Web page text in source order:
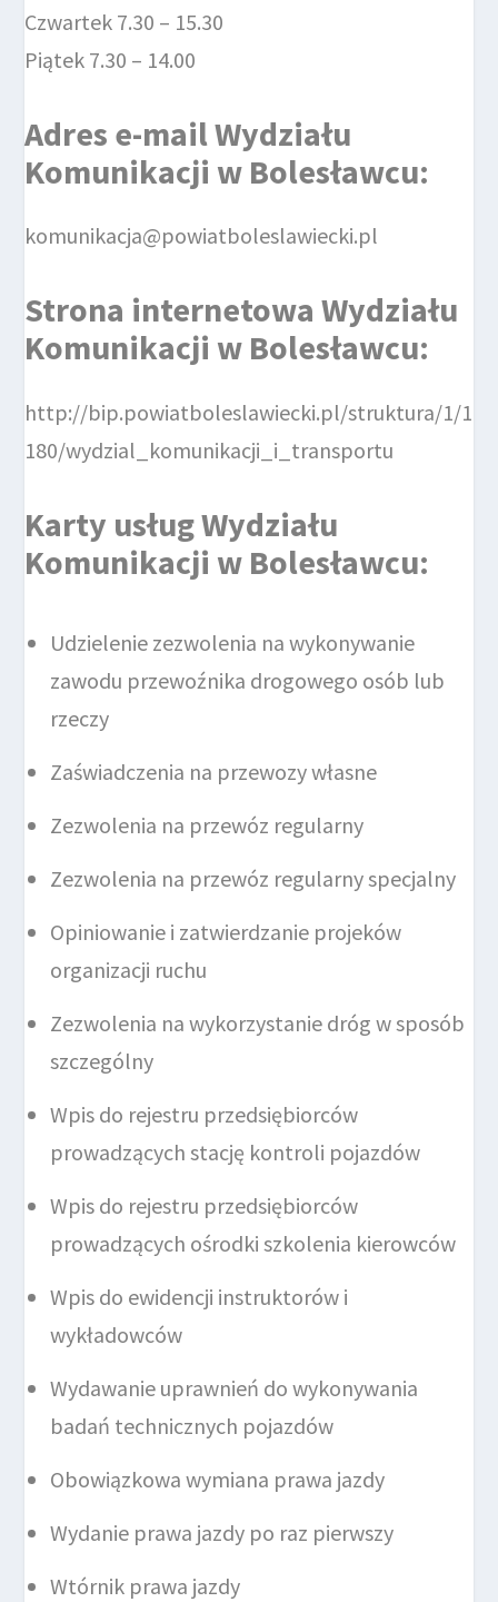
Czwartek 7.30 – 15.30
Piątek 7.30 – 14.00
Adres e-mailWydziału
Komunikacji w Bolesławcu:
komunikacja@powiatboleslawiecki.pl
Strona internetowaWydziału
Komunikacji w Bolesławcu:
http://bip.powiatboleslawiecki.pl/struktura/1/1
180/wydzial_komunikacji_i_transportu
Karty usług Wydziału
Komunikacji w Bolesławcu:
Udzielenie zezwolenia na wykonywanie
zawodu przewoźnika drogowego osób lub
rzeczy
Zaświadczenia na przewozy własne
Zezwolenia na przewóz regularny
Zezwolenia na przewóz regularny specjalny
Opiniowanie i zatwierdzanie projeków
organizacji ruchu
Zezwolenia na wykorzystanie dróg w sposób
szczególny
Wpis do rejestru przedsiębiorców
prowadzących stację kontroli pojazdów
Wpis do rejestru przedsiębiorców
prowadzących ośrodki szkolenia kierowców
Wpis do ewidencji instruktorów i
wykładowców
Wydawanie uprawnień do wykonywania
badań technicznych pojazdów
Obowiązkowa wymiana prawa jazdy
Wydanie prawa jazdy po raz pierwszy
Wtórnik prawa jazdy